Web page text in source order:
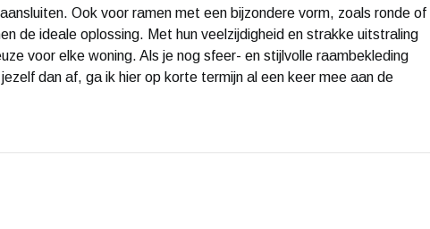
Ook voor ramen met een bijzondere vorm, zoals ronde of
de ideale oplossing. Met hun veelzijdigheid en strakke uitstraling
voor elke woning. Als je nog sfeer- en stijlvolle raambekleding
dan af, ga ik hier op korte termijn al een keer mee aan de